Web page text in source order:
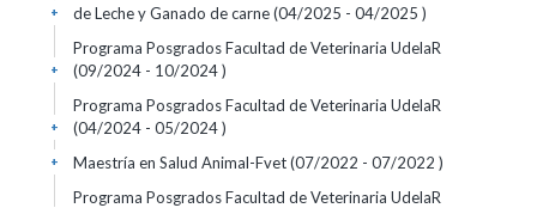
de Leche y Ganado de carne (04/2025 - 04/2025 )
+
Programa Posgrados Facultad de Veterinaria UdelaR
(09/2024 - 10/2024 )
+
Programa Posgrados Facultad de Veterinaria UdelaR
(04/2024 - 05/2024 )
+
Maestría en Salud Animal-Fvet (07/2022 - 07/2022 )
+
Programa Posgrados Facultad de Veterinaria UdelaR